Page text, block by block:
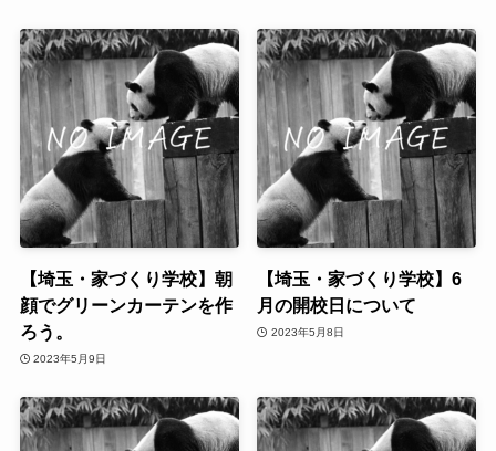
【埼玉・家づくり学校】朝
顔でグリーンカーテンを作
ろう。
2023年5月9日
【埼玉・家づくり学校】6
月の開校日について
2023年5月8日